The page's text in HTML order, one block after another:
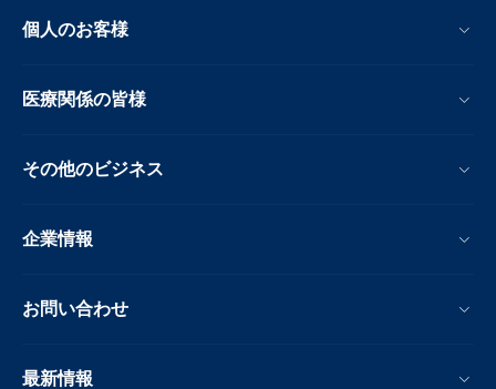
個人のお客様
医療関係の皆様
その他のビジネス
企業情報
お問い合わせ
最新情報